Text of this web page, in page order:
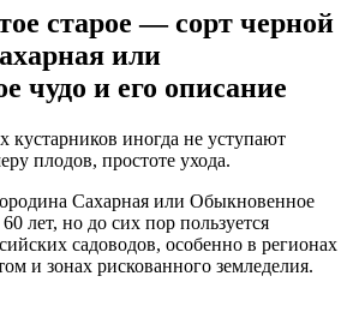
старое — сорт черной
или
чудо и его описание
кустарников иногда не уступают
плодов, простоте ухода.
Сахарная или Обыкновенное
лет, но до сих пор пользуется
садоводов, особенно в регионах
и зонах рискованного земледелия.